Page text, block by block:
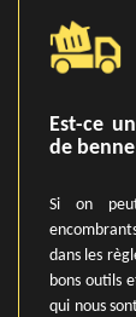
Est-ce
de
Si on
dans les
bons outils
qui nous